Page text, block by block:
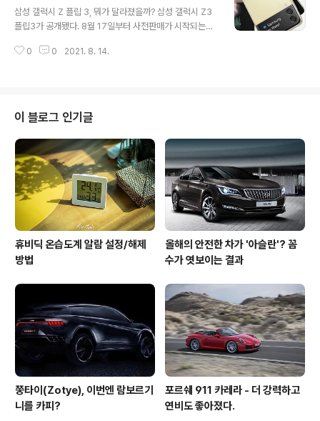
장할 줄은 정말 몰랐다. 샤오미 미 믹스4에서 주목할만한
점 중 하나는 바로 디스플레이 내장 전면 카메라인데, 디스
와 400ppi, 10비트 컬러 및 120Hz 의 화면 재생률을 보
삼성 갤럭시 Z 플립 3, 뭐가 달라졌을까? 삼성 갤럭시 Z3
플립3가 공개됐다. 8월 17일부터 사전판매가 시작되는데,
들의 관심을 주목시키고 있는 Z 플립 3 는 Z 폴드3와 함께
팬텀 블랙, 그린, 크림, 바이올렛 4가지 컬러가 추가되었으
며, 그레이, 화이트, 핑크 컬러는 삼성전자 공식 홈페이지에
서만 구입이 가능하다고 한다. 확실히 남들과 다른 독특한
컬러감이 상당하다. 그리고, 커버 디스플레이가 인상적이
다. 커버 디스플레이는 1.1인치에서 1.8인치로 커졌으며, 메
시지..
0 0 2021. 8. 14.
이 블로그 인기글
휴비딕 온습도계 알람 설정/해제
방법
올해의 안전한 차가 '아슬란'? 꼼
수가 엿보이는 결과
쭝타이(Zotye), 이번엔 람보르기
니를 카피?
포르쉐 911 카레라 - 더 강력하고
연비도 좋아졌다.